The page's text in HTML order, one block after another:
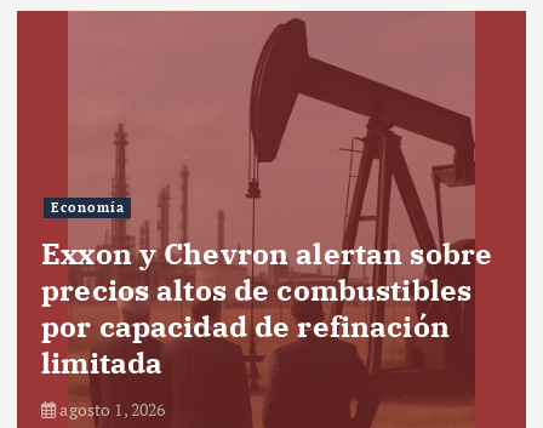
Economía
Exxon y Chevron alertan sobre
precios altos de combustibles
por capacidad de refinación
limitada
agosto 1, 2026